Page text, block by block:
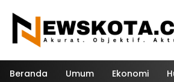
konten
Beranda Umum Ekonomi